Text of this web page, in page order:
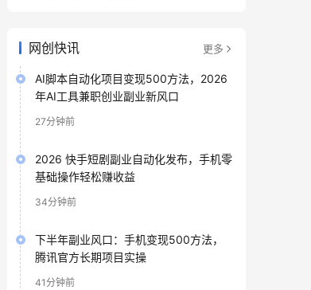
网创快讯 更多
AI脚本自动化项目变现500方法，2026
年AI工具兼职创业副业新风口
27分钟前
2026 快手短剧副业自动化发布，手机零
基础操作轻松赚收益
34分钟前
下半年副业风口：手机变现500方法，
腾讯官方长期项目实操
41分钟前